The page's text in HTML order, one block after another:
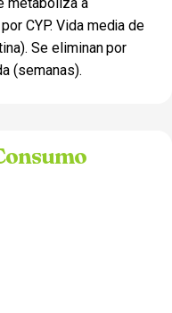
CYP. Vida media de
Se eliminan por
(semanas).